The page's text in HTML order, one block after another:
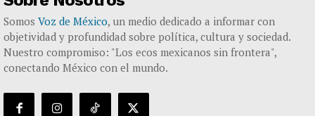
Somos Voz de México, un medio dedicado a informar con
objetividad y profundidad sobre política, cultura y sociedad.
Nuestro compromiso: "Los ecos mexicanos sin frontera",
conectando México con el mundo.